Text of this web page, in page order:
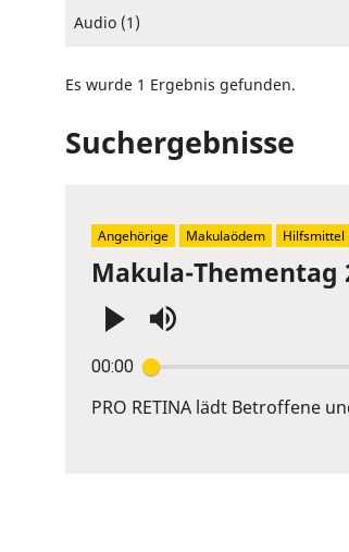
Audio (1)
Es wurde 1 Ergebnis gefunden.
Suchergebnisse
Makula-Thementag
00:00
Enter
or
PRO RETINA lädt Betroffene
Angehörige Makulaödem Hilfsmittel